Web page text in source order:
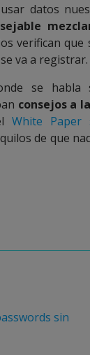
datos
verifican que
va a registrar.
se habla
consejos a
White Paper
de que
sin